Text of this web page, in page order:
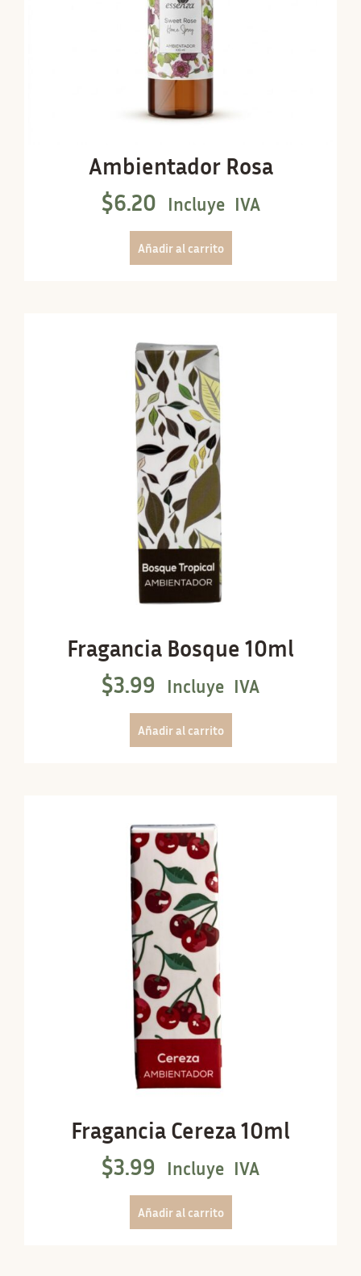
Ambientador Rosa
$6.20 Incluye IVA
Añadir al carrito
Fragancia Bosque 10ml
$3.99 Incluye IVA
Añadir al carrito
Fragancia Cereza 10ml
$3.99 Incluye IVA
Añadir al carrito